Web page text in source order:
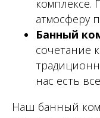
комплексе.
атмосферу
Банный
сочетание
нас есть
Наш банный